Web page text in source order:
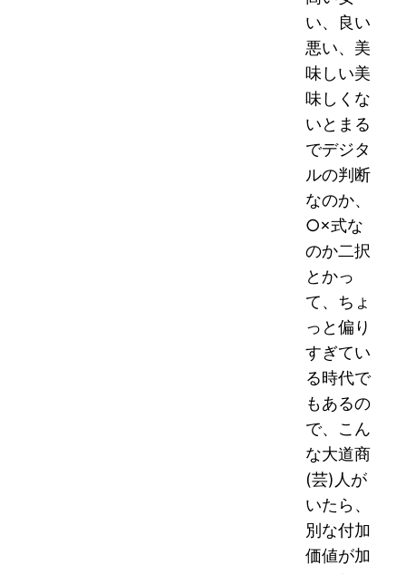
い、良い
悪い、美
味しい美
味しくな
いとまる
でデジタ
ルの判断
なのか、
○×式な
のか二択
とかっ
て、ちょ
っと偏り
すぎてい
る時代で
もあるの
で、こん
な大道商
(芸)人が
いたら、
別な付加
価値が加